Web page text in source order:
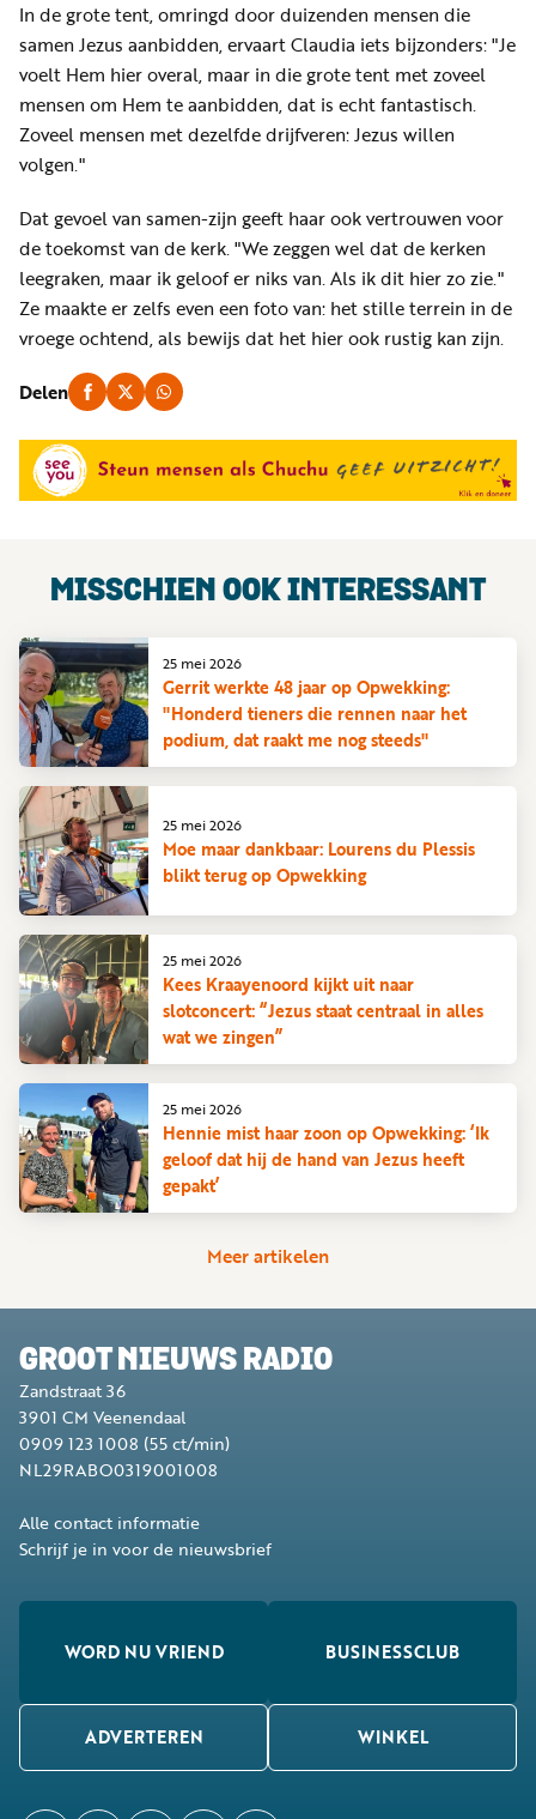
In de grote tent, omringd door duizenden mensen die
samen Jezus aanbidden, ervaart Claudia iets bijzonders: "Je
voelt Hem hier overal, maar in die grote tent met zoveel
mensen om Hem te aanbidden, dat is echt fantastisch.
Zoveel mensen met dezelfde drijfveren: Jezus willen
volgen."
Dat gevoel van samen-zijn geeft haar ook vertrouwen voor
de toekomst van de kerk. "We zeggen wel dat de kerken
leegraken, maar ik geloof er niks van. Als ik dit hier zo zie."
Ze maakte er zelfs even een foto van: het stille terrein in de
vroege ochtend, als bewijs dat het hier ook rustig kan zijn.
Delen
MISSCHIEN OOK INTERESSANT
Gerrit werkte 48 jaar op Opwekking:
"Honderd tieners die rennen naar het
podium, dat raakt me nog steeds"
25 mei 2026
Moe maar dankbaar: Lourens du Plessis
blikt terug op Opwekking
25 mei 2026
Kees Kraayenoord kijkt uit naar
slotconcert: “Jezus staat centraal in alles
wat we zingen”
25 mei 2026
Hennie mist haar zoon op Opwekking: ‘Ik
geloof dat hij de hand van Jezus heeft
gepakt’
25 mei 2026
Meer artikelen
GROOT NIEUWS RADIO
Zandstraat 36
3901 CM Veenendaal
0909 123 1008 (55 ct/min)
NL29RABO0319001008
Alle contact informatie
Schrijf je in voor de nieuwsbrief
WORD NU VRIEND BUSINESSCLUB
ADVERTEREN WINKEL
Algemene
voorwaarden